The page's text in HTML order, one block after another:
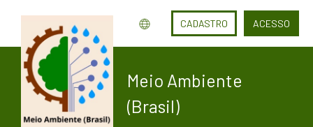
CADASTRO ACESSO
Meio Ambiente
(Brasil)